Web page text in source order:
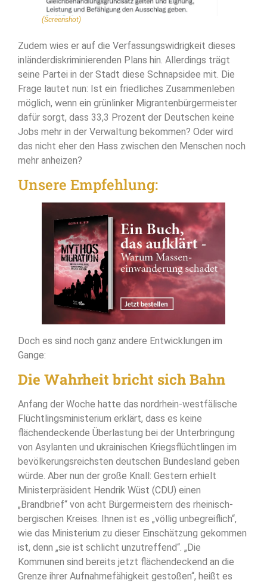
(Screenshot)
Zudem wies er auf die Verfassungswidrigkeit dieses
inländerdiskriminierenden Plans hin. Allerdings trägt
seine Partei in der Stadt diese Schnapsidee mit. Die
Frage lautet nun: Ist ein friedliches Zusammenleben
möglich, wenn ein grünlinker Migrantenbürgermeister
dafür sorgt, dass 33,3 Prozent der Deutschen keine
Jobs mehr in der Verwaltung bekommen? Oder wird
das nicht eher den Hass zwischen den Menschen noch
mehr anheizen?
Unsere Empfehlung:
Doch es sind noch ganz andere Entwicklungen im
Gange:
Die Wahrheit bricht sich Bahn
Anfang der Woche hatte das nordrhein-westfälische
Flüchtlingsministerium erklärt, dass es keine
flächendeckende Überlastung bei der Unterbringung
von Asylanten und ukrainischen Kriegsflüchtlingen im
bevölkerungsreichsten deutschen Bundesland geben
würde. Aber nun der große Knall: Gestern erhielt
Ministerpräsident Hendrik Wüst (CDU) einen
„Brandbrief“ von acht Bürgermeistern des rheinisch-
bergischen Kreises. Ihnen ist es „völlig unbegreiflich“,
wie das Ministerium zu dieser Einschätzung gekommen
ist, denn „sie ist schlicht unzutreffend“. „Die
Kommunen sind bereits jetzt flächendeckend an die
Grenze ihrer Aufnahmefähigkeit gestoßen“, heißt es